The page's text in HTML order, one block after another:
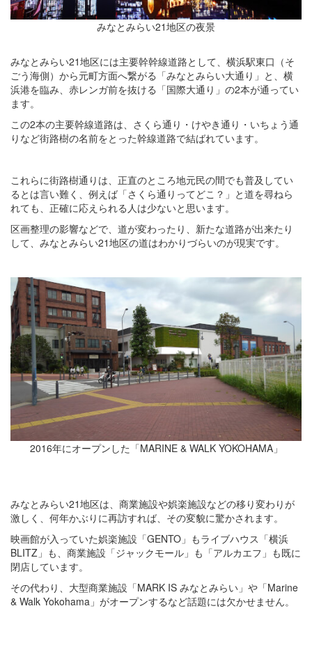
みなとみらい21地区の夜景
みなとみらい21地区には主要幹幹線道路として、横浜駅東口（そ
ごう海側）から元町方面へ繋がる「みなとみらい大通り」と、横
浜港を臨み、赤レンガ前を抜ける「国際大通り」の2本が通ってい
ます。
この2本の主要幹線道路は、さくら通り・けやき通り・いちょう通
りなど街路樹の名前をとった幹線道路で結ばれています。
これらに街路樹通りは、正直のところ地元民の間でも普及してい
るとは言い難く、例えば「さくら通りってどこ？」と道を尋ねら
れても、正確に応えられる人は少ないと思います。
区画整理の影響などで、道が変わったり、新たな道路が出来たり
して、みなとみらい21地区の道はわかりづらいのが現実です。
2016年にオープンした「MARINE & WALK YOKOHAMA」
みなとみらい21地区は、商業施設や娯楽施設などの移り変わりが
激しく、何年かぶりに再訪すれば、その変貌に驚かされます。
映画館が入っていた娯楽施設「GENTO」もライブハウス「横浜
BLITZ」も、商業施設「ジャックモール」も「アルカエフ」も既に
閉店しています。
その代わり、大型商業施設「MARK IS みなとみらい」や「Marine
& Walk Yokohama」がオープンするなど話題には欠かせません。